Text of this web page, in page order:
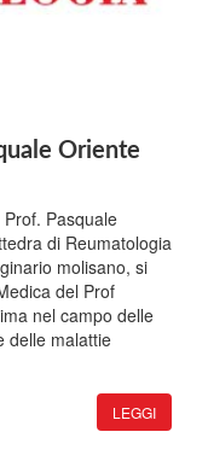
Oriente
Pasquale
di Reumatologia
molisano, si
del Prof
nel campo delle
delle malattie
LEGGI